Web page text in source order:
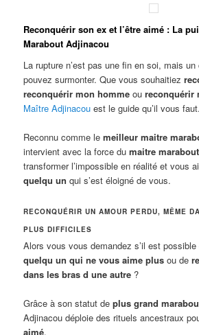
Reconquérir son ex et l’être aimé : La
Marabout Adjinacou
La rupture n’est pas une fin en soi, mais
pouvez surmonter. Que vous souhaitiez
reconquérir mon homme oureconquérir
Maître Adjinacouest le guide qu’il vous faut.
Reconnu comme lemeilleur maitre
intervient avec la force dumaitre
transformer l’impossible en réalité et vous
quelqu un qui s’est éloigné de vous.
RECONQUÉRIR UN AMOUR PERDU, MÊME
PLUS DIFFICILES
Alors vous vous demandez s’il est
quelqu un qui ne vous aime plus ou de
dans les bras d une autre ?
Grâce à son statut deplus grand
Adjinacou déploie des rituels ancestraux
aimé.